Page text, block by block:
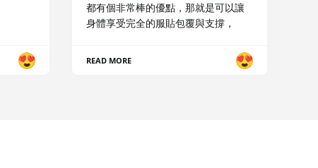
都有個非常棒的優點，那就是可以讓
身體享受完全的服貼包覆與支撐，
READ MORE